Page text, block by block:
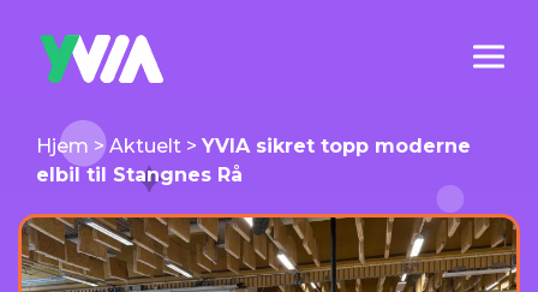
Hjem >Aktuelt > YVIA sikret topp moderne
elbil til Stangnes Rå